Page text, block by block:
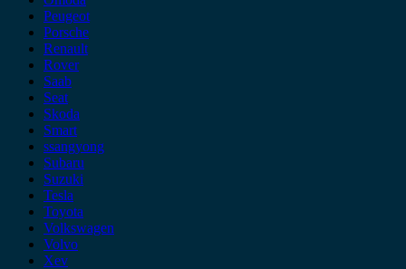
Peugeot
Porsche
Renault
Rover
Saab
Seat
Skoda
Smart
ssangyong
Subaru
Suzuki
Tesla
Toyota
Volkswagen
Volvo
Xev